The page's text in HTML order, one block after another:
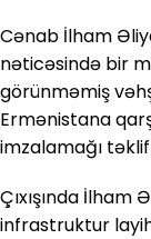
Cənab İlham
nəticəsində bir
görünməmiş
Ermənistana
imzalamağı
Çıxışında
infrastruktur